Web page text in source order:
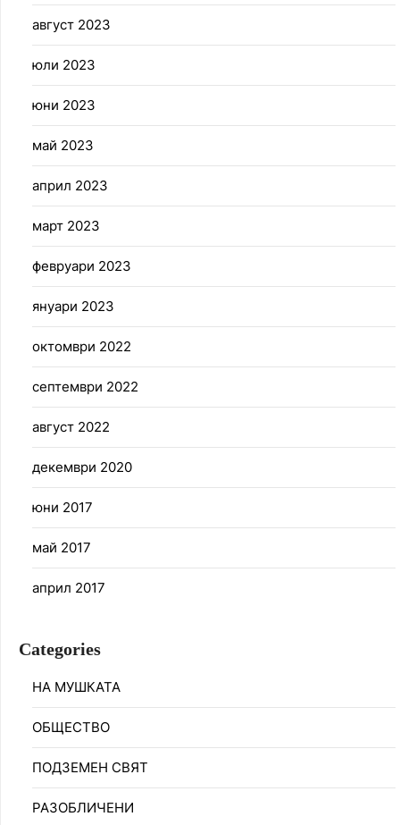
август 2023
юли 2023
юни 2023
май 2023
април 2023
март 2023
февруари 2023
януари 2023
октомври 2022
септември 2022
август 2022
декември 2020
юни 2017
май 2017
април 2017
Categories
НА МУШКАТА
ОБЩЕСТВО
ПОДЗЕМЕН СВЯТ
РАЗОБЛИЧЕНИ